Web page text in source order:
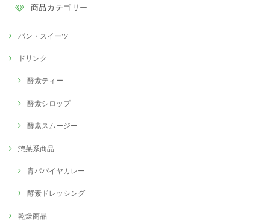
商品カテゴリー
パン・スイーツ
ドリンク
酵素ティー
酵素シロップ
酵素スムージー
惣菜系商品
青パパイヤカレー
酵素ドレッシング
乾燥商品